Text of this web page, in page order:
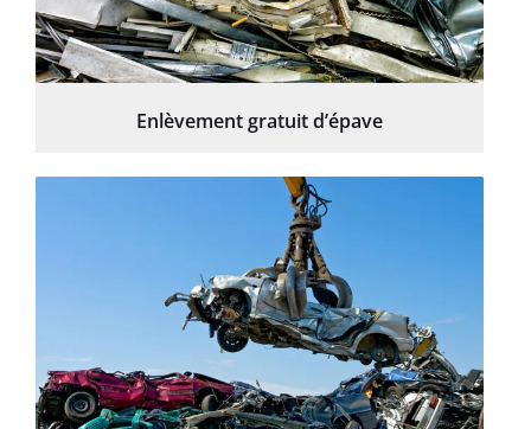
Enlèvement gratuit d’épave